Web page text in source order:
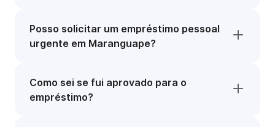
Posso solicitar um empréstimo pessoal
urgente em Maranguape?
Como sei se fui aprovado para o
empréstimo?